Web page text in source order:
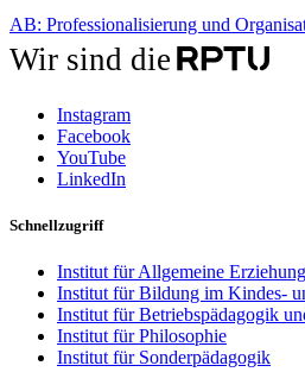
AB: Professionalisierung und
Wir sind die
Instagram
Facebook
YouTube
LinkedIn
Schnellzugriff
Institut für Allgemeine
Institut für Bildung im Kindes-
Institut für Betriebspädagogik
Institut für Philosophie
Institut für Sonderpädagogik